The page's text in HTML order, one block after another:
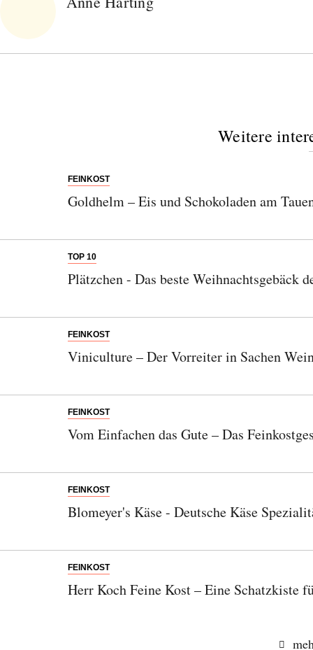
Weitere
FEINKOST
Goldhelm – Eis und Schokoladen am
TOP 10
Plätzchen - Das beste Weihnachtsgebäck
FEINKOST
Viniculture – Der Vorreiter in Sachen
FEINKOST
Vom Einfachen das Gute – Das
FEINKOST
Blomeyer's Käse - Deutsche Käse
FEINKOST
Herr Koch Feine Kost – Eine Schatzkiste
Abonnieren Sie unseren Newsletter
Entdecken Sie jede Woche neue schöne
Orte, handverlesene Geheimtipps und